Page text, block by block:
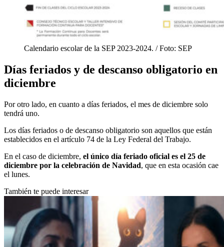
Calendario escolar de la SEP 2023-2024. / Foto: SEP
Días feriados y de descanso obligatorio en
diciembre
Por otro lado, en cuanto a días feriados, el mes de diciembre solo
tendrá uno.
Los días feriados o de descanso obligatorio son aquellos que están
establecidos en el artículo 74 de la Ley Federal del Trabajo.
En el caso de diciembre, el único día feriado oficial es el 25 de
diciembre por la celebración de Navidad, que en esta ocasión cae
el lunes.
También te puede interesar